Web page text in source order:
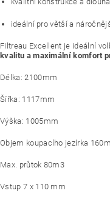
ideální pro větší a
Filtreau Excellent je ideální
kvalitu a maximální komfort
Délka: 2100mm
Šířka: 1117mm
Výška: 1005mm
Objem koupacího jezírka
Max. průtok 80m3
Vstup 7 x 110 mm